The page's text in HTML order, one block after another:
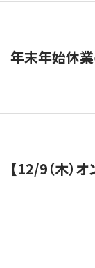
年末年始休
【12/9（木）